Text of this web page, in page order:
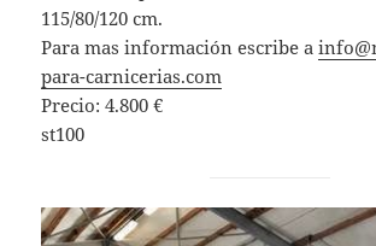
115/80/120 cm.
Para mas información escribe a
para-carnicerias.com
Precio: 4.800 €
st100